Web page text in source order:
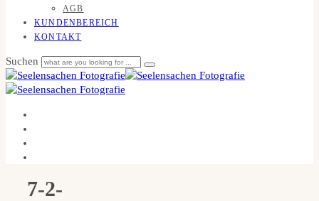
AGB
KUNDENBEREICH
KONTAKT
Suchen
7-2-